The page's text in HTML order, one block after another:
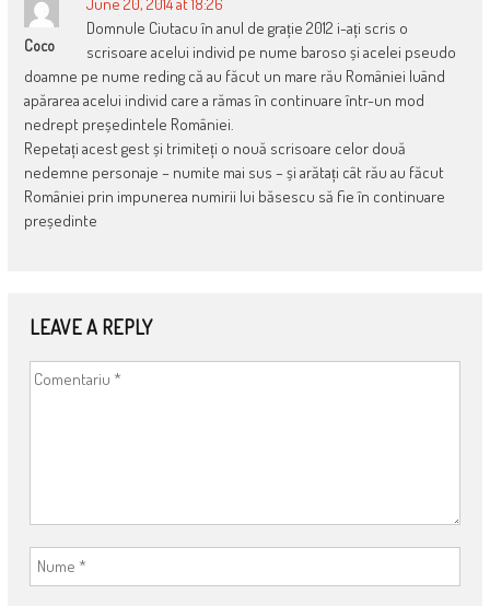
Coco
Domnule Ciutacu în anul de grație 2012 i-ați scris o
scrisoare acelui individ pe nume baroso și acelei pseudo
doamne pe nume reding că au făcut un mare rău României luând
apărarea acelui individ care a rămas în continuare într-un mod
nedrept președintele României.
Repetați acest gest și trimiteți o nouă scrisoare celor două
nedemne personaje – numite mai sus – și arătați cât rău au făcut
României prin impunerea numirii lui băsescu să fie în continuare
președinte
LEAVE A REPLY